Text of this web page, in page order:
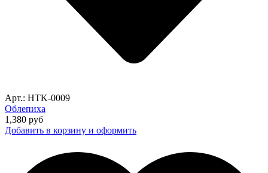
Арт.: HTK-0009
Облепиха
1,380 руб
Добавить в корзину и оформить